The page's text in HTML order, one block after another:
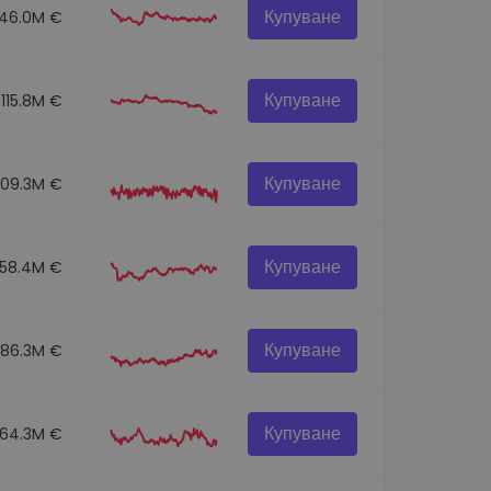
€ Купуване
115.8M € Купуване
€ Купуване
58.4M € Купуване
€ Купуване
64.3M € Купуване